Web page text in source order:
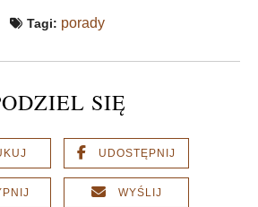
Tagi: porady
SIĘ
UDOSTĘPNIJ
WYŚLIJ